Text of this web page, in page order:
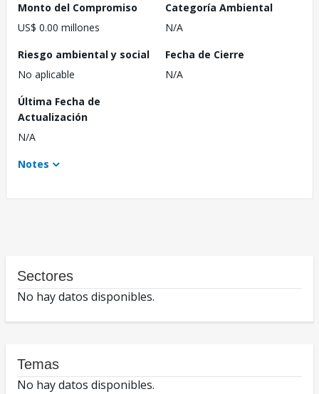
Monto del Compromiso
US$ 0.00 millones
Categoría Ambiental
N/A
Riesgo ambiental y social
No aplicable
Fecha de Cierre
N/A
Última Fecha de
Actualización
N/A
Notes
Sectores
No hay datos disponibles.
Temas
No hay datos disponibles.